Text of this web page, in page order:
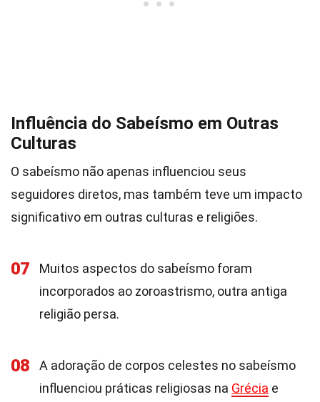
Influência do Sabeísmo em Outras
Culturas
O sabeísmo não apenas influenciou seus
seguidores diretos, mas também teve um impacto
significativo em outras culturas e religiões.
07
Muitos aspectos do sabeísmo foram
incorporados ao zoroastrismo, outra antiga
religião persa.
08
A adoração de corpos celestes no sabeísmo
influenciou práticas religiosas na Grécia e